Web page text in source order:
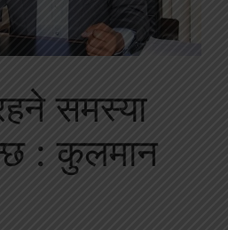
समस्या
: कुलमान